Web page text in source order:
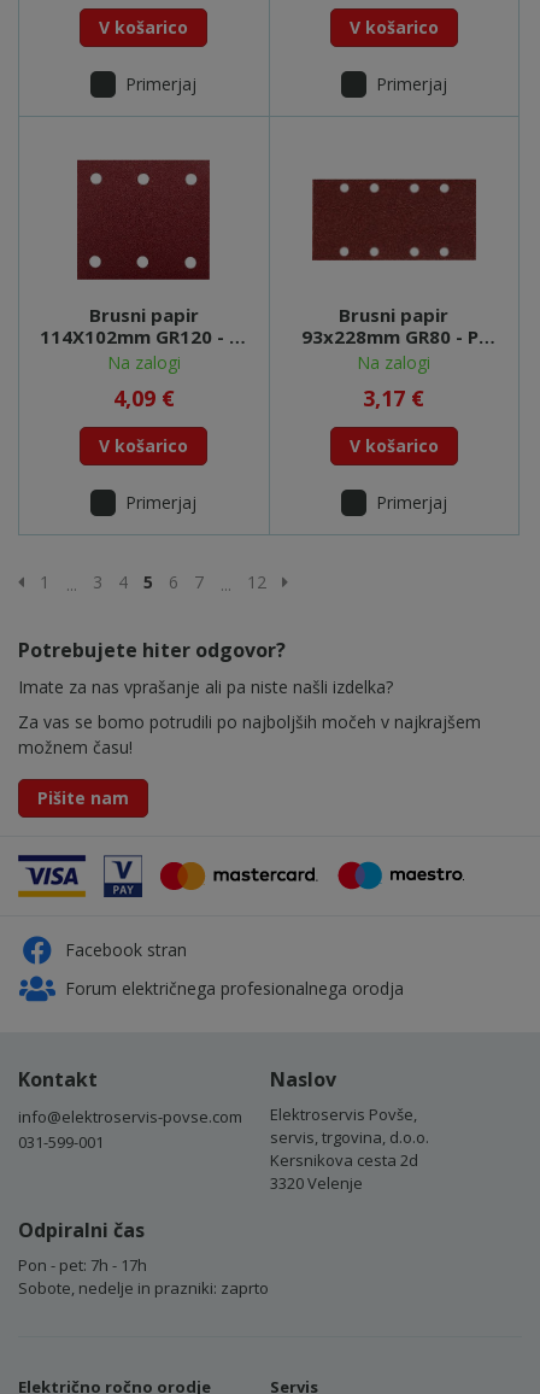
V košarico
Primerjaj
V košarico
Primerjaj
Brusni papir
114X102mm GR120 - P-
33124
Na zalogi
4,09 €
V košarico
Primerjaj
Brusni papir
93x228mm GR80 - P-
31859
Na zalogi
3,17 €
V košarico
Primerjaj
Prejšnja stran
1 ... 3 4 5 6 7 ... 12 Naslednja stran
Potrebujete hiter odgovor?
Imate za nas vprašanje ali pa niste našli izdelka?
Za vas se bomo potrudili po najboljših močeh v najkrajšem
možnem času!
Pišite nam
Facebook stran
Forum električnega profesionalnega orodja
Kontakt
info@elektroservis-povse.com
031-599-001
Naslov
Elektroservis Povše,
servis, trgovina, d.o.o.
Kersnikova cesta 2d
3320 Velenje
Odpiralni čas
Pon - pet: 7h - 17h
Sobote, nedelje in prazniki: zaprto
Električno ročno orodje Servis